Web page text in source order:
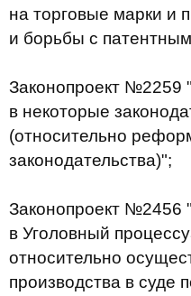
на торговые марки
и борьбы с
Законопроект №2259
в некоторые
(относительно
законодательства)";
Законопроект №2456
в Уголовный
относительно
производства в суде